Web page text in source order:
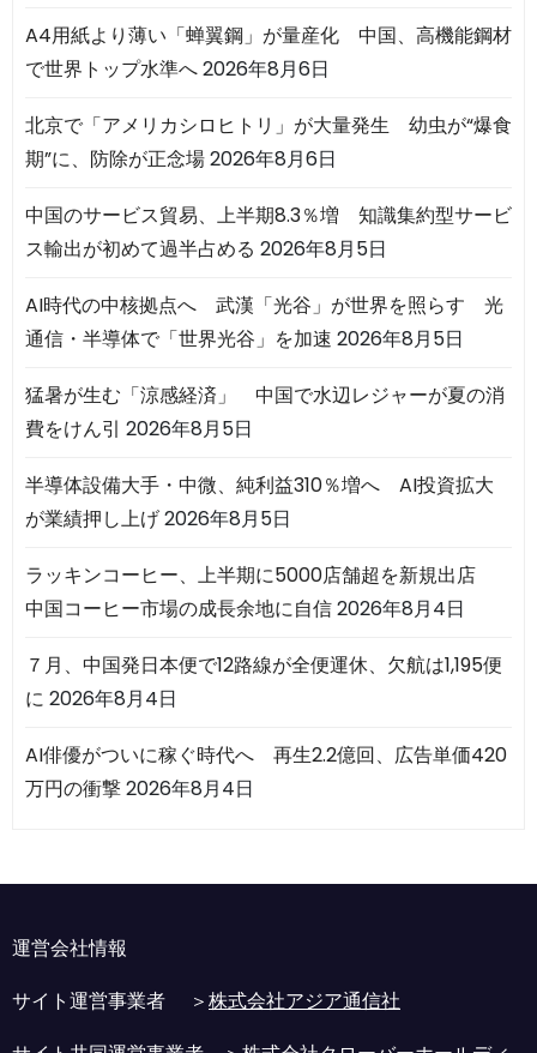
A4用紙より薄い「蝉翼鋼」が量産化 中国、高機能鋼材
で世界トップ水準へ2026年8月6日
北京で「アメリカシロヒトリ」が大量発生 幼虫が“爆食
期”に、防除が正念場2026年8月6日
中国のサービス貿易、上半期8.3％増 知識集約型サービ
ス輸出が初めて過半占める 2026年8月5日
AI時代の中核拠点へ 武漢「光谷」が世界を照らす 光
通信・半導体で「世界光谷」を加速 2026年8月5日
猛暑が生む「涼感経済」 中国で水辺レジャーが夏の消
費をけん引 2026年8月5日
半導体設備大手・中微、純利益310％増へ AI投資拡大
が業績押し上げ2026年8月5日
ラッキンコーヒー、上半期に5000店舗超を新規出店
中国コーヒー市場の成長余地に自信2026年8月4日
７月、中国発日本便で12路線が全便運休、欠航は1,195便
に 2026年8月4日
AI俳優がついに稼ぐ時代へ 再生2.2億回、広告単価420
万円の衝撃2026年8月4日
運営会社情報
サイト運営事業者 ＞株式会社アジア通信社